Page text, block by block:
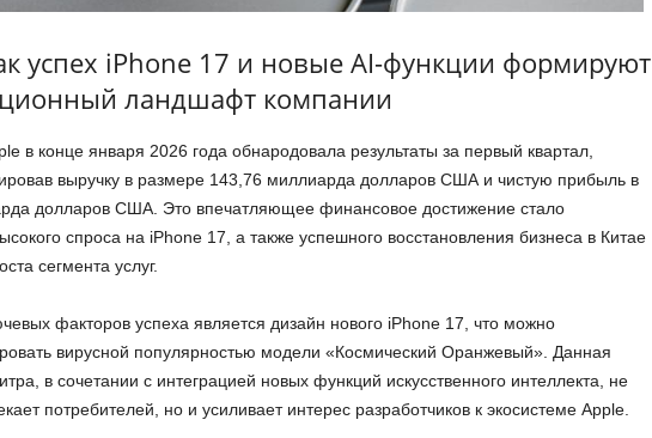
успех iPhone 17 и новые AI-функции формируют
ландшафт компании
в конце января 2026 года обнародовала результаты за первый квартал,
выручку в размере 143,76 миллиарда долларов США и чистую прибыль в
долларов США. Это впечатляющее финансовое достижение стало
спроса на iPhone 17, а также успешного восстановления бизнеса в Китае
сегмента услуг.
факторов успеха является дизайн нового iPhone 17, что можно
вирусной популярностью модели «Космический Оранжевый». Данная
в сочетании с интеграцией новых функций искусственного интеллекта, не
потребителей, но и усиливает интерес разработчиков к экосистеме Apple.